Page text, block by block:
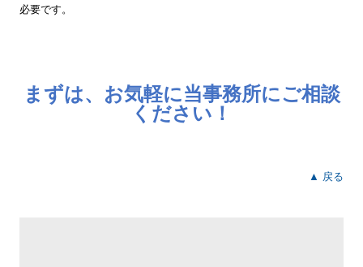
必要です。
まずは、お気軽に当事務所にご相談
ください！
▲ 戻る